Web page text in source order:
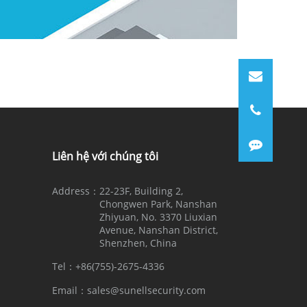
Liên hệ với chúng tôi
Address： 22-23F, Building 2,
Chongwen Park, Nanshan
Zhiyuan, No. 3370 Liuxian
Avenue, Nanshan District,
Shenzhen, China
Tel： +86(755)-2675-4336
Email： sales@sunellsecurity.com